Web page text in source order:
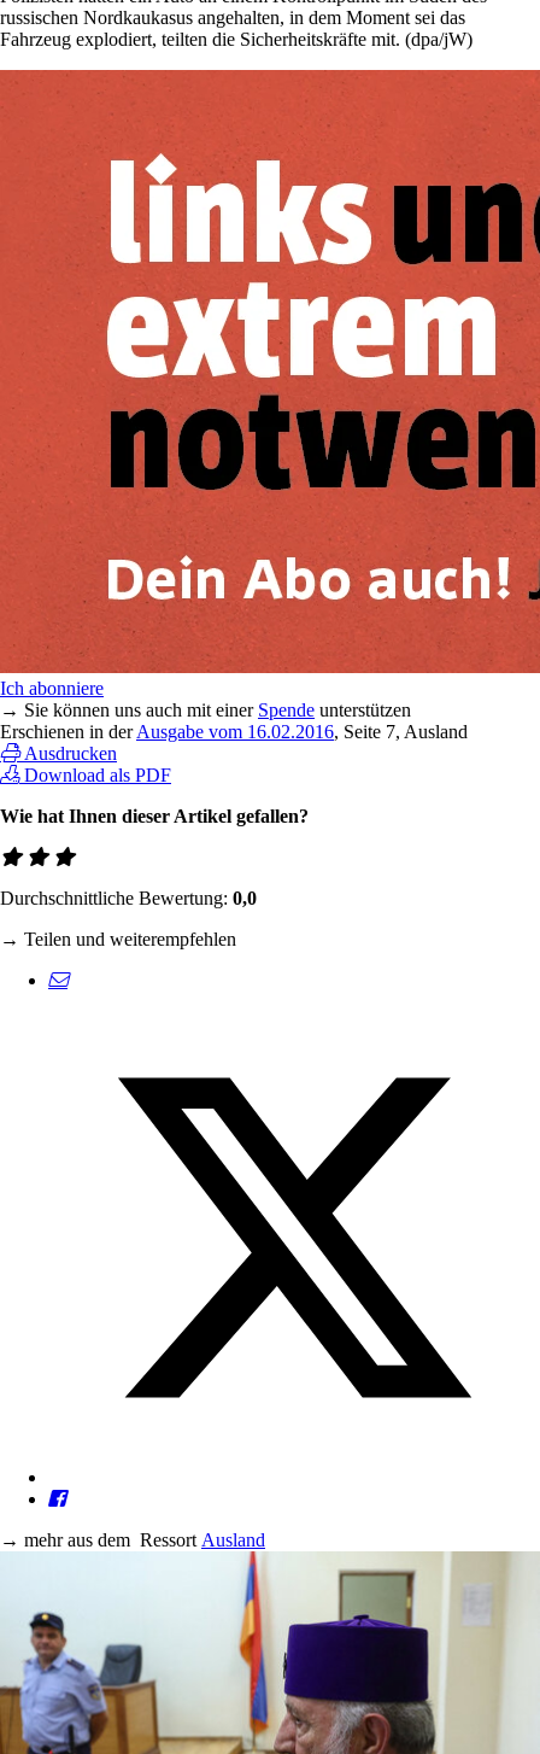
russischen Nordkaukasus angehalten, in dem Moment sei das
Fahrzeug explodiert, teilten die Sicherheitskräfte mit. (dpa/jW)
Ich abonniere
→ Sie können uns auch mit einer Spende unterstützen
Erschienen in derAusgabe vom 16.02.2016, Seite 7, Ausland
Ausdrucken
Download als PDF
Wie hat Ihnen dieser Artikel gefallen?
Durchschnittliche Bewertung: 0,0
→ Teilen und weiterempfehlen
→ mehr aus dem Ressort Ausland